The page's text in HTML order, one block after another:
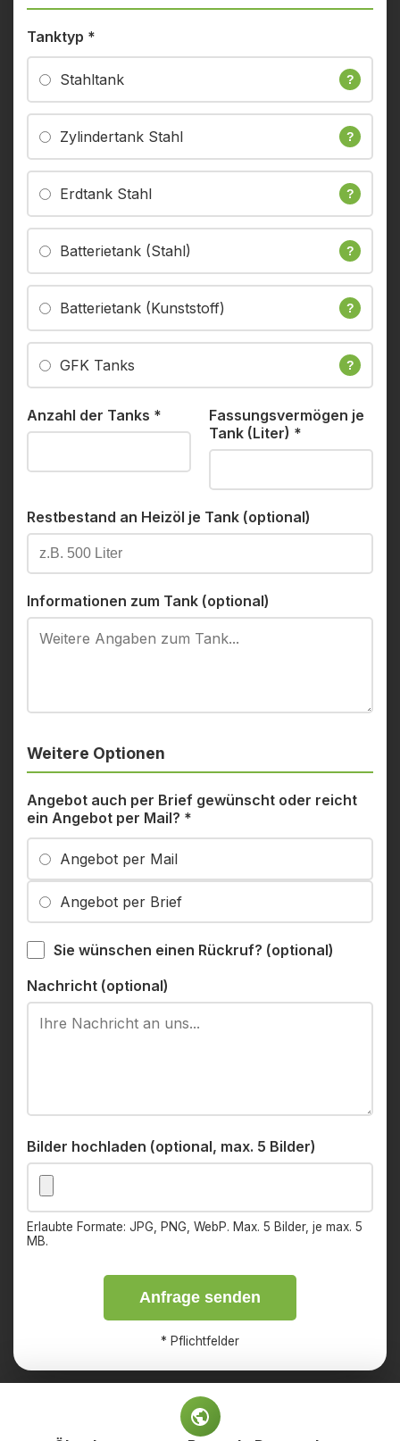
Tanktyp *
Stahltank ?
Zylindertank Stahl ?
Erdtank Stahl ?
Batterietank (Stahl) ?
Batterietank (Kunststoff) ?
GFK Tanks ?
Anzahl der Tanks *
Fassungsvermögen je
Tank (Liter) *
Restbestand an Heizöl je Tank (optional)
Informationen zum Tank (optional)
Weitere Optionen
Angebot auch per Brief gewünscht oder reicht
ein Angebot per Mail? *
Angebot per Mail
Angebot per Brief
Sie wünschen einen Rückruf? (optional)
Nachricht (optional)
Bilder hochladen (optional, max. 5 Bilder)
Erlaubte Formate: JPG, PNG, WebP. Max. 5 Bilder, je max. 5
MB.
Anfrage senden
* Pflichtfelder